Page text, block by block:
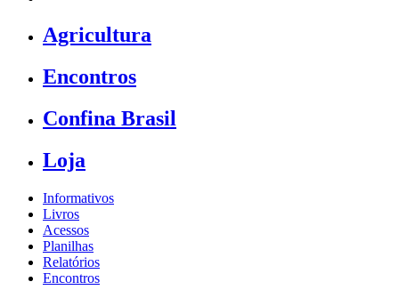
Agricultura
Encontros
Confina Brasil
Loja
Informativos
Livros
Acessos
Planilhas
Relatórios
Encontros